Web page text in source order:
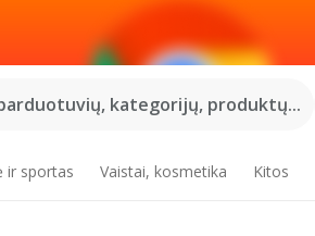
kategorijų, produktų...
ir sportas Vaistai, kosmetika Kitos